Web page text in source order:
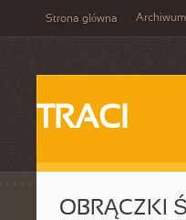
Strona główna Archiwum
TRACI
OBRĄCZKI